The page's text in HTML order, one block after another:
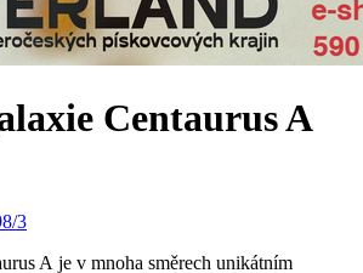
Centaurus A
3
A je v mnoha směrech unikátním